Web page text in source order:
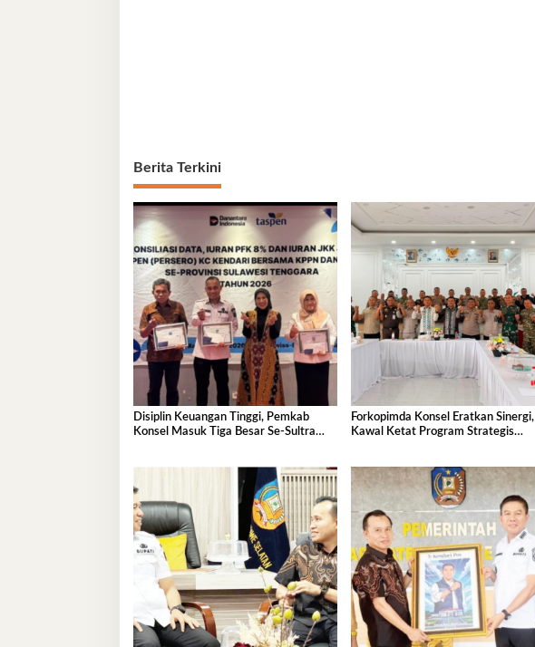
Berita Terkini
Disiplin Keuangan Tinggi, Pemkab
Konsel Masuk Tiga Besar Se-Sultra
Forkopimda Konsel Eratkan Sinergi,
Kawal Ketat Program Strategis